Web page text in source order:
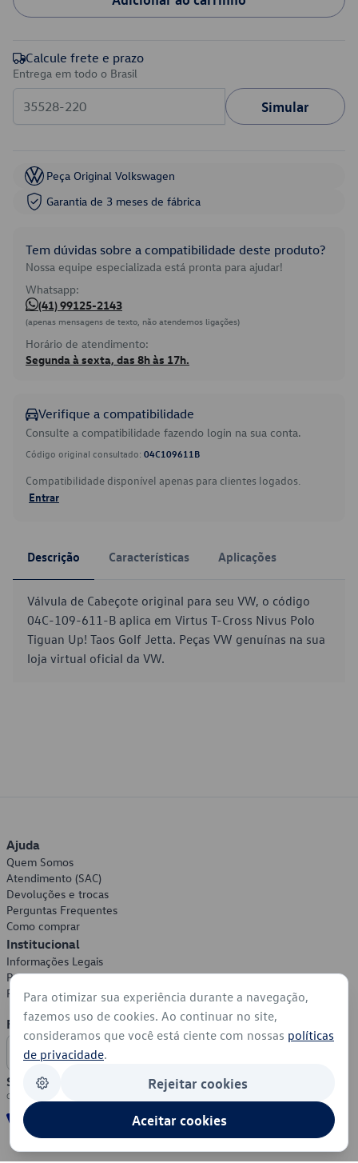
Calcule frete e prazo
Entrega em todo o Brasil
Simular
Peça Original Volkswagen
Garantia de 3 meses de fábrica
Tem dúvidas sobre a compatibilidade deste produto?
Nossa equipe especializada está pronta para ajudar!
Whatsapp:
(41) 99125-2143
(apenas mensagens de texto, não atendemos ligações)
Horário de atendimento:
Segunda à sexta, das 8h às 17h.
Verifique a compatibilidade
Consulte a compatibilidade fazendo login na sua conta.
Código original consultado: 04C109611B
Compatibilidade disponível apenas para clientes logados.
Entrar
Descrição Características Aplicações
Válvula de Cabeçote original para seu VW, o código
04C-109-611-B aplica em Virtus T-Cross Nivus Polo
Tiguan Up! Taos Golf Jetta. Peças VW genuínas na sua
loja virtual oficial da VW.
Ajuda
Quem Somos
Atendimento (SAC)
Devoluções e trocas
Perguntas Frequentes
Como comprar
Institucional
Informações Legais
Política de Privacidade
Política de Cookies
Formas de Pagamento
Segurança
Para otimizar sua experiência durante a navegação,
fazemos uso de cookies. Ao continuar no site,
consideramos que você está ciente com nossas políticas
de privacidade.
Rejeitar cookies
Aceitar cookies